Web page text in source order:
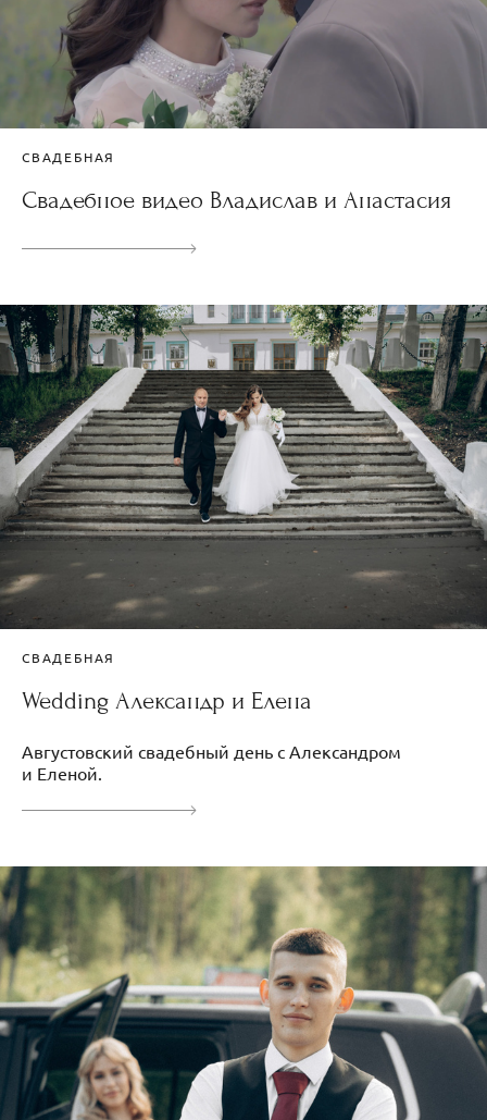
СВАДЕБНАЯ
Свадебное видео Владислав и Анастасия
СВАДЕБНАЯ
Wedding Александр и Елена
Августовский свадебный день с Александром
и Еленой.